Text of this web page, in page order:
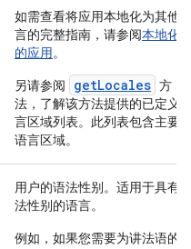
如需查看将应用本地化为其他
言的完整指南，请参阅本地化
的应用。
另请参阅
getLocales 方
法，了解该方法提供的已定义
言区域列表。此列表包含主要
语言区域。
用户的语法性别。适用于具有
法性别的语言。
例如，如果您需要为讲法语的